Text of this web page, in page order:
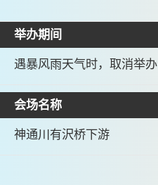
举办期间
遇暴风雨天气时，取消举办
会场名称
神通川有沢桥下游